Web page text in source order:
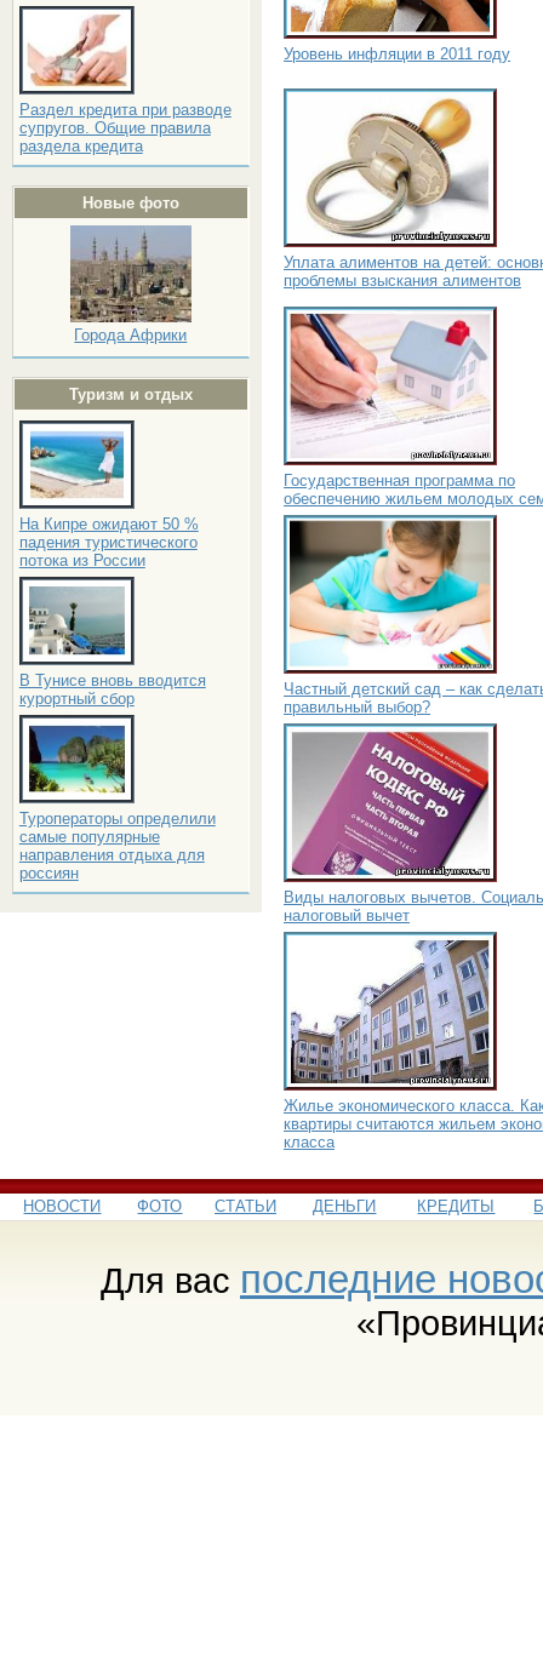
Раздел кредита при разводе
супругов. Общие правила
раздела кредита
Новые фото
Города Африки
Туризм и отдых
На Кипре ожидают 50 %
падения туристического
потока из России
В Тунисе вновь вводится
курортный сбор
Туроператоры определили
самые популярные
направления отдыха для
россиян
Уровень инфляции в 2011 году
Уплата алиментов на детей:
проблемы взыскания алиментов
Государственная программа по
обеспечению жильем молодых
Частный детский сад – как
правильный выбор?
Виды налоговых вычетов.
налоговый вычет
Жилье экономического класса.
квартиры считаются жильем
класса
НОВОСТИ ФОТО СТАТЬИ ДЕНЬГИ КРЕДИТЫ
Для вас последние